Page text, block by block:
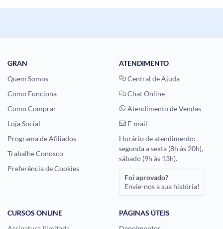
GRAN
Quem Somos
Como Funciona
Como Comprar
Loja Social
Programa de Afiliados
Trabalhe Conosco
Preferência de Cookies
ATENDIMENTO
Central de Ajuda
Chat Online
Atendimento de Vendas
E-mail
Horário de atendimento:
segunda a sexta (8h às 20h),
sábado (9h às 13h).
Foi aprovado?
Envie-nos a sua história!
CURSOS ONLINE
PÁGINAS ÚTEIS